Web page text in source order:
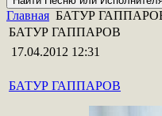
Главная БАТУР
БАТУР ГАППАРОВ
17.04.2012 12:31
БАТУР ГАППАРОВ